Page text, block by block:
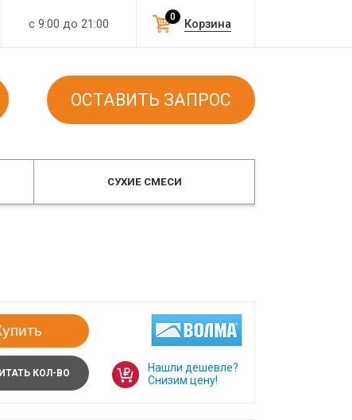
с 9:00 до 21:00 Корзина
0
ОСТАВИТЬ ЗАПРОС
СУХИЕ СМЕСИ
КОЛ-ВО
Нашли дешевле?
Снизим цену!